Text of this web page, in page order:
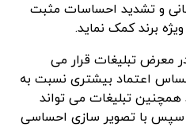
و تشدید احساسات مثبت
برند کمک نماید.
معرض تبلیغات قرار می
اعتماد بیشتری نسبت به
همچنین تبلیغات می تواند
با تصویر سازی احساسی